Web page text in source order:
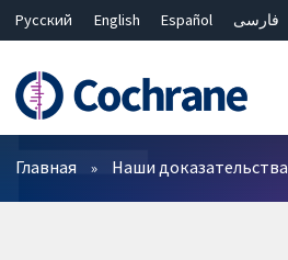
Русский English Español
فارسی
Bahasa Malaysia
ไทย
繁體中文
简体中文
Фильтры
Главная Наши доказательства